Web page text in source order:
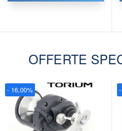
OFFERTE
- 16,00%